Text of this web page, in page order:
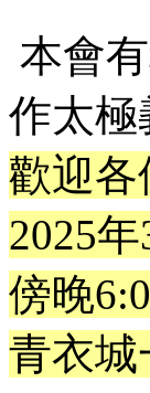
本會
作太極
歡迎各
2025年
傍晚
青衣城